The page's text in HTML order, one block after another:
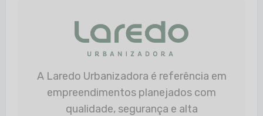
A Laredo Urbanizadora é referência em
empreendimentos planejados com
qualidade, segurança e alta